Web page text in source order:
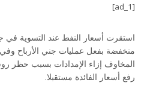
[ad_1]
استقرت أسعار النفط عند التسوية في
منخفضة بفعل عمليات جني الأرباح
المخاوف إزاء الإمدادات بسبب حظر
رفع أسعار الفائدة مستقبلا.